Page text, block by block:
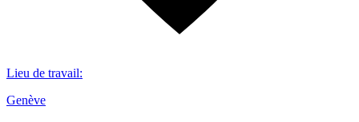
Lieu de travail:
Genève